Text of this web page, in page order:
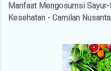
Manfaat Mengosumsi
Kesehatan - Camilan